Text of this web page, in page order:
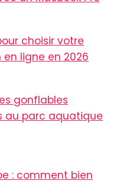
choisir votre
ligne en 2026
gonflables
au parc aquatique
: comment bien